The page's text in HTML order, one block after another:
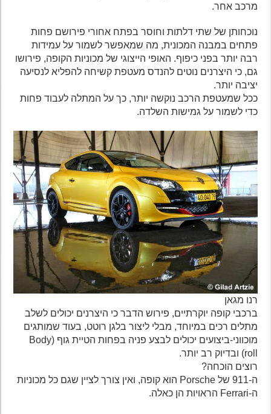
מרכב אחר.
נוכחותן של שתי דלתות וחוסר בפתח אחורי פירושם פחות
פתחים במבנה המכונית, מה שמאפשר לשמור על עמידות
רבה יותר בפני כיפוף. האופי הייצוגי של מכוניות הקופה, פירושו
גם, כי היצרנים נוטים להנדס מעטפת קשיחה להפליא לנסיעה
יציבה יותר.
ככל שמעטפת הרכב נוקשה יותר, כך על המתלה לעבוד פחות
כדי לשמור על גמישות השלדה.
רנו מגאן
ברכבי קופה יוקרתיים, פירוש הדבר כי היצרנים יכולים לשלב
מתלים רכים במיוחד, מבלי ליצור בלגן רוטט, בעוד שמותגים
מוכווני-ביצועים יכולים לבצע פניה בפחות הטיית גוף (Body
רוצים הוכחה?
ה-911 של Porsche הוא קופה, ואין צורך לציין שגם כל מכוניות